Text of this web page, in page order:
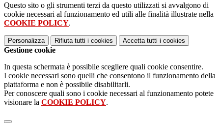
Questo sito o gli strumenti terzi da questo utilizzati si avvalgono di
cookie necessari al funzionamento ed utili alle finalità illustrate nella
COOKIE POLICY.
Personalizza Rifiuta tutti i cookies Accetta tutti i cookies
Gestione cookie
In questa schermata è possibile scegliere quali cookie consentire.
I cookie necessari sono quelli che consentono il funzionamento della
piattaforma e non è possibile disabilitarli.
Per conoscere quali sono i cookie necessari al funzionamento potete
visionare la COOKIE POLICY.